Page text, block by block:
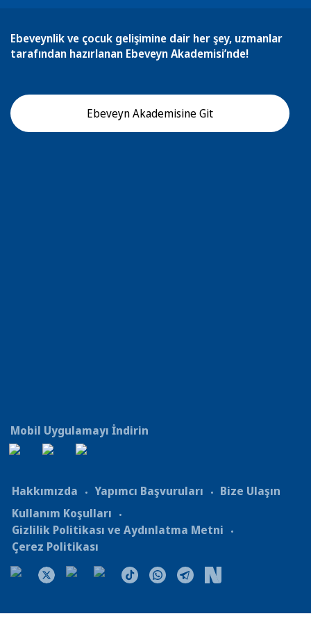
Ebeveynlik ve çocuk gelişimine dair her şey, uzmanlar
tarafından hazırlanan Ebeveyn Akademisi’nde!
Ebeveyn Akademisine Git
Mobil Uygulamayı İndirin
Hakkımızda Yapımcı Başvuruları
Bize Ulaşın
Kullanım Koşulları
Gizlilik Politikası ve Aydınlatma Metni
Çerez Politikası